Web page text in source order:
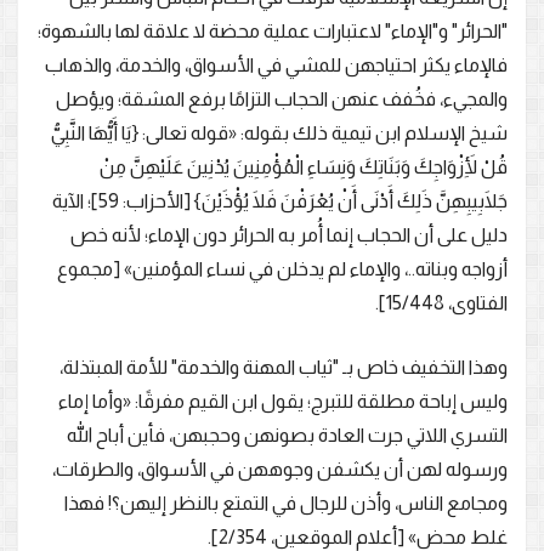
"الحرائر" و"الإماء" لاعتبارات عملية محضة لا علاقة لها بالشهوة؛
فالإماء يكثر احتياجهن للمشي في الأسواق، والخدمة، والذهاب
والمجيء، فخُفف عنهن الحجاب التزامًا برفع المشقة؛ ويؤصل
شيخ الإسلام ابن تيمية ذلك بقوله: «قوله تعالى: {يَا أَيُّهَا النَّبِيُّ
قُلْ لِأَزْوَاجِكَ وَبَنَاتِكَ وَنِسَاءِ الْمُؤْمِنِينَ يُدْنِينَ عَلَيْهِنَّ مِنْ
جَلَابِيبِهِنَّ ذَلِكَ أَدْنَى أَنْ يُعْرَفْنَ فَلَا يُؤْذَيْنَ} [الأحزاب: 59]؛ الآية
دليل على أن الحجاب إنما أُمر به الحرائر دون الإماء؛ لأنه خص
أزواجه وبناته..، والإماء لم يدخلن في نساء المؤمنين» [مجموع
الفتاوى، 15/448].
وهذا التخفيف خاص بـ "ثياب المهنة والخدمة" للأمة المبتذلة،
وليس إباحة مطلقة للتبرج؛ يقول ابن القيم مفرقًا: «وأما إماء
التسري اللاتي جرت العادة بصونهن وحجبهن، فأين أباح الله
ورسوله لهن أن يكشفن وجوههن في الأسواق، والطرقات،
ومجامع الناس، وأذن للرجال في التمتع بالنظر إليهن؟! فهذا
غلط محض» [أعلام الموقعين، 2/354].